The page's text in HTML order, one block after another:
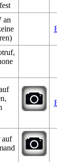
an
auf